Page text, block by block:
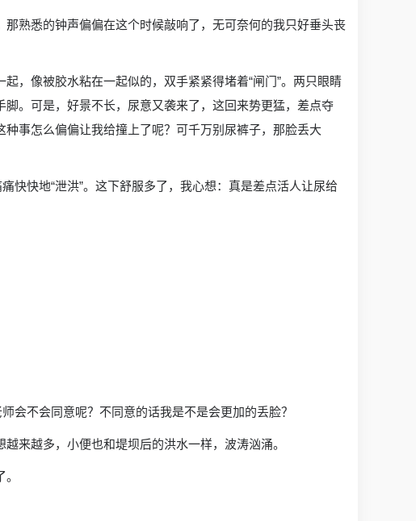
熟悉的钟声偏偏在这个时候敲响了，无可奈何的我只好垂头丧
，像被胶水粘在一起似的，双手紧紧得堵着“闸门”。两只眼睛
。可是，好景不长，尿意又袭来了，这回来势更猛，差点夺
事怎么偏偏让我给撞上了呢？可千万别尿裤子，那脸丢大
快快地“泄洪”。这下舒服多了，我心想：真是差点活人让尿给
会不会同意呢？不同意的话我是不是会更加的丢脸？
越多，小便也和堤坝后的洪水一样，波涛汹涌。